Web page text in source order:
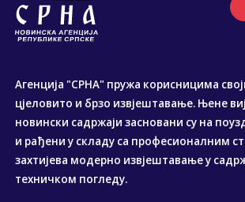
Агенција "СРНА" пружа корисницима
цјеловито и брзо извјештавање. Њене
новински садржаји засновани су на
и рађени у складу са професионалним
захтијева модерно извјештавање у
техничком погледу.